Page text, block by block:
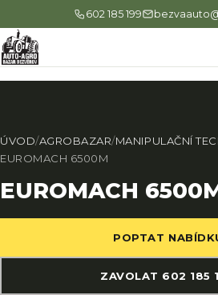
602 185 199
ÚVOD/AGROBAZAR/MANIPULAČNÍ
EUROMACH 6500M
EUROMACH
POPTAT
ZAVOLAT 602 185